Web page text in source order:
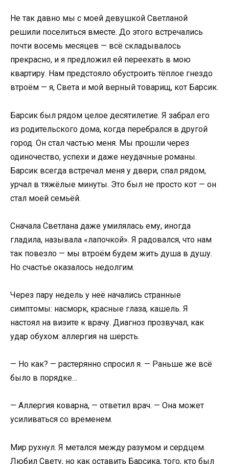
Не так давно мы с моей девушкой Светланой
решили поселиться вместе. До этого встречались
почти восемь месяцев — всё складывалось
прекрасно, и я предложил ей переехать в мою
квартиру. Нам предстояло обустроить тёплое гнездо
втроём — я, Света и мой верный товарищ, кот Барсик.
Барсик был рядом целое десятилетие. Я забрал его
из родительского дома, когда перебрался в другой
город. Он стал частью меня. Мы прошли через
одиночество, успехи и даже неудачные романы.
Барсик всегда встречал меня у двери, спал рядом,
урчал в тяжёлые минуты. Это был не просто кот — он
стал моей семьёй.
Сначала Светлана даже умилялась ему, иногда
гладила, называла «лапочкой». Я радовался, что нам
так повезло — мы втроём будем жить душа в душу.
Но счастье оказалось недолгим.
Через пару недель у неё начались странные
симптомы: насморк, красные глаза, кашель. Я
настоял на визите к врачу. Диагноз прозвучал, как
удар обухом: аллергия на шерсть.
— Но как? — растерянно спросил я. — Раньше же всё
было в порядке…
— Аллергия коварна, — ответил врач. — Она может
усиливаться со временем.
Мир рухнул. Я метался между разумом и сердцем.
Любил Свету, но как оставить Барсика, того, кто был